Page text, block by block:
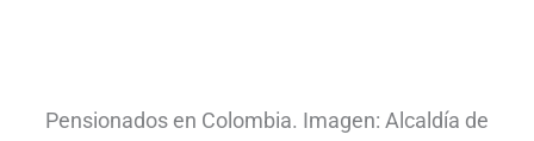
Pensionados en Colombia. Imagen: Alcaldía de